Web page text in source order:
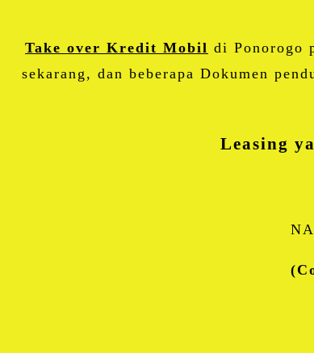
Take over Kredit Mobil di Ponorogo
sekarang, dan beberapa Dokumen
Leasing